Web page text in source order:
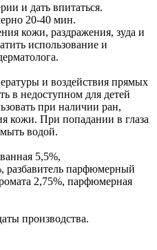
и дать впитаться.
20-40 мин.
кожи, раздражения, зуда и
использование и
и воздействия прямых
в недоступном для детей
при наличии ран,
кожи. При попадании в глаза
водой.
5,5%,
разбавитель парфюмерный
2,75%, парфюмерная
производства.